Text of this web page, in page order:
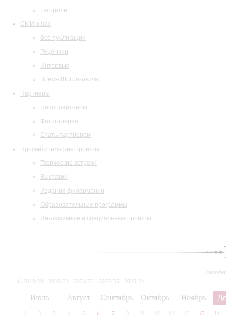
Гастроли
СМИ о нас
Все публикации
Рецензии
Интервью
Время Шостаковича
Партнеры
Наши партнеры
Фотогалерея
Стать партнером
Просветительские проекты
Творческие встречи
Выставки
Издания филармонии
Образовательные программы
Инклюзивные и специальные проекты
2019/20 2020/21 2021/22 2022/23
2023/24
Июль Август Сентябрь Октябрь Ноябрь
2 3 4 5 6 7 8 9 10 12 13 14